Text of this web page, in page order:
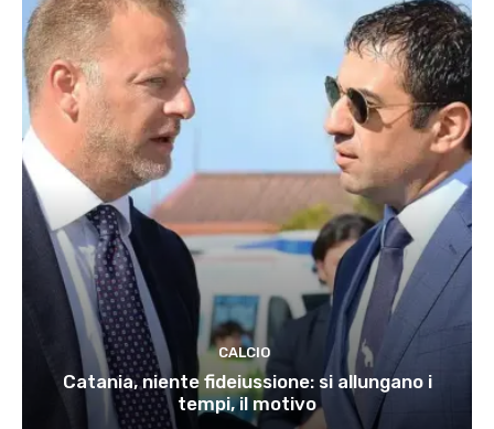
CALCIO
Catania, niente fideiussione: si allungano i
tempi, il motivo